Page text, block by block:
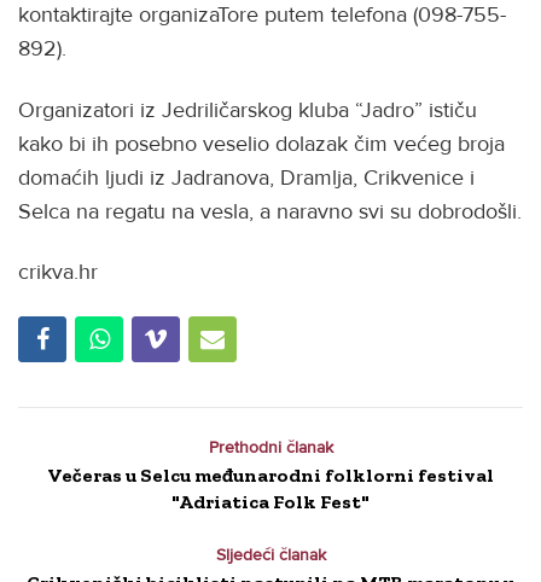
kontaktirajte organizaTore putem telefona (098-755-
892).
Organizatori iz Jedriličarskog kluba “Jadro” ističu
kako bi ih posebno veselio dolazak čim većeg broja
domaćih ljudi iz Jadranova, Dramlja, Crikvenice i
Selca na regatu na vesla, a naravno svi su dobrodošli.
crikva.hr
Prethodni članak
Večeras u Selcu međunarodni folklorni festival
"Adriatica Folk Fest"
Sljedeći članak